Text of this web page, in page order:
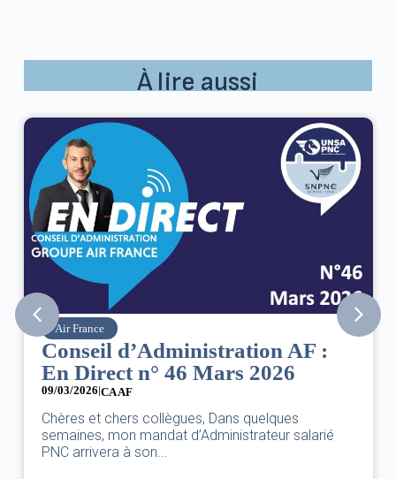
À lire aussi
Air France
Conseil d’Administration AF :
En Direct n° 46 Mars 2026
09/03/2026|CA AF
Chères et chers collègues, Dans quelques
semaines, mon mandat d’Administrateur salarié
PNC arrivera à son...